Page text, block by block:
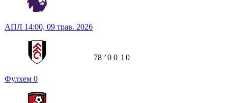
АПЛ 14:00, 09 трав. 2026
Фулхем 0
78 ʼ0 0 1 0